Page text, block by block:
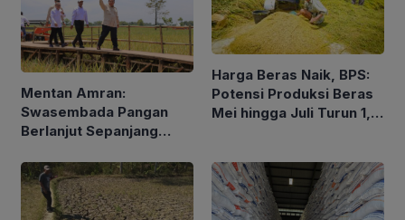
Mentan Amran:
Swasembada Pangan
Berlanjut Sepanjang
Harga Beras Naik, BPS:
Potensi Produksi Beras
Mei hingga Juli Turun 1,16